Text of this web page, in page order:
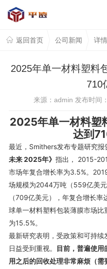
返回首页 公司新闻 详情
2025年单一材料塑料
710
来源：admin 发布时间
2025年单一材料塑
达到
最近，Smithers发布专题研究报
未来 2025年》 指出， 2015-
市场年复合增长率为3.5%。
场规模为2044万吨（559亿美
（709亿美元），年复合增长率
球单一材料塑料包装薄膜市场比
为15.5%。
最新研究表明，受政策和可持
日益受到重视。
目前， 普遍使用
用之后的回收处理非常麻烦（